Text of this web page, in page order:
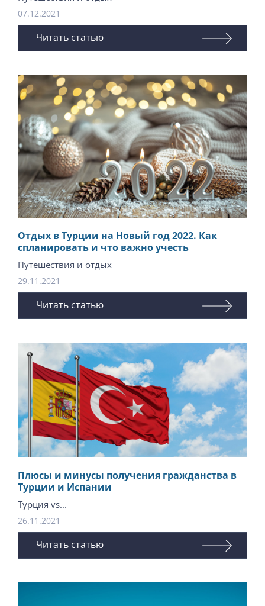
07.12.2021
Читать статью
Отдых в Турции на Новый год 2022. Как
спланировать и что важно учесть
Путешествия и отдых
29.11.2021
Читать статью
Плюсы и минусы получения гражданства в
Турции и Испании
Турция vs...
26.11.2021
Читать статью